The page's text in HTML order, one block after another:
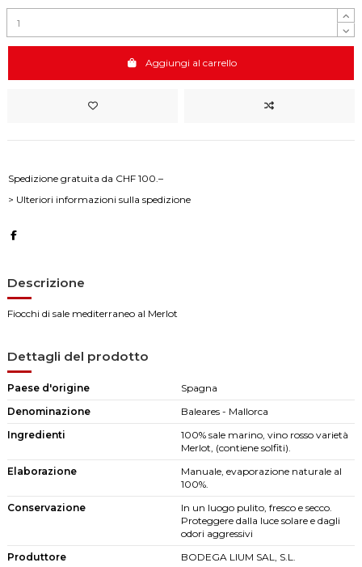
Aggiungi al carrello
Spedizione gratuita da CHF 100.–
> Ulteriori informazioni sulla spedizione
Descrizione
Fiocchi di sale mediterraneo al Merlot
Dettagli del prodotto
Paese d'origine
Spagna
Denominazione
Baleares - Mallorca
Ingredienti
100% sale marino, vino rosso varietà
Merlot, (contiene solfiti).
Elaborazione
Manuale, evaporazione naturale al
100%.
Conservazione
In un luogo pulito, fresco e secco.
Proteggere dalla luce solare e dagli
odori aggressivi
Produttore
BODEGA LIUM SAL, S.L.